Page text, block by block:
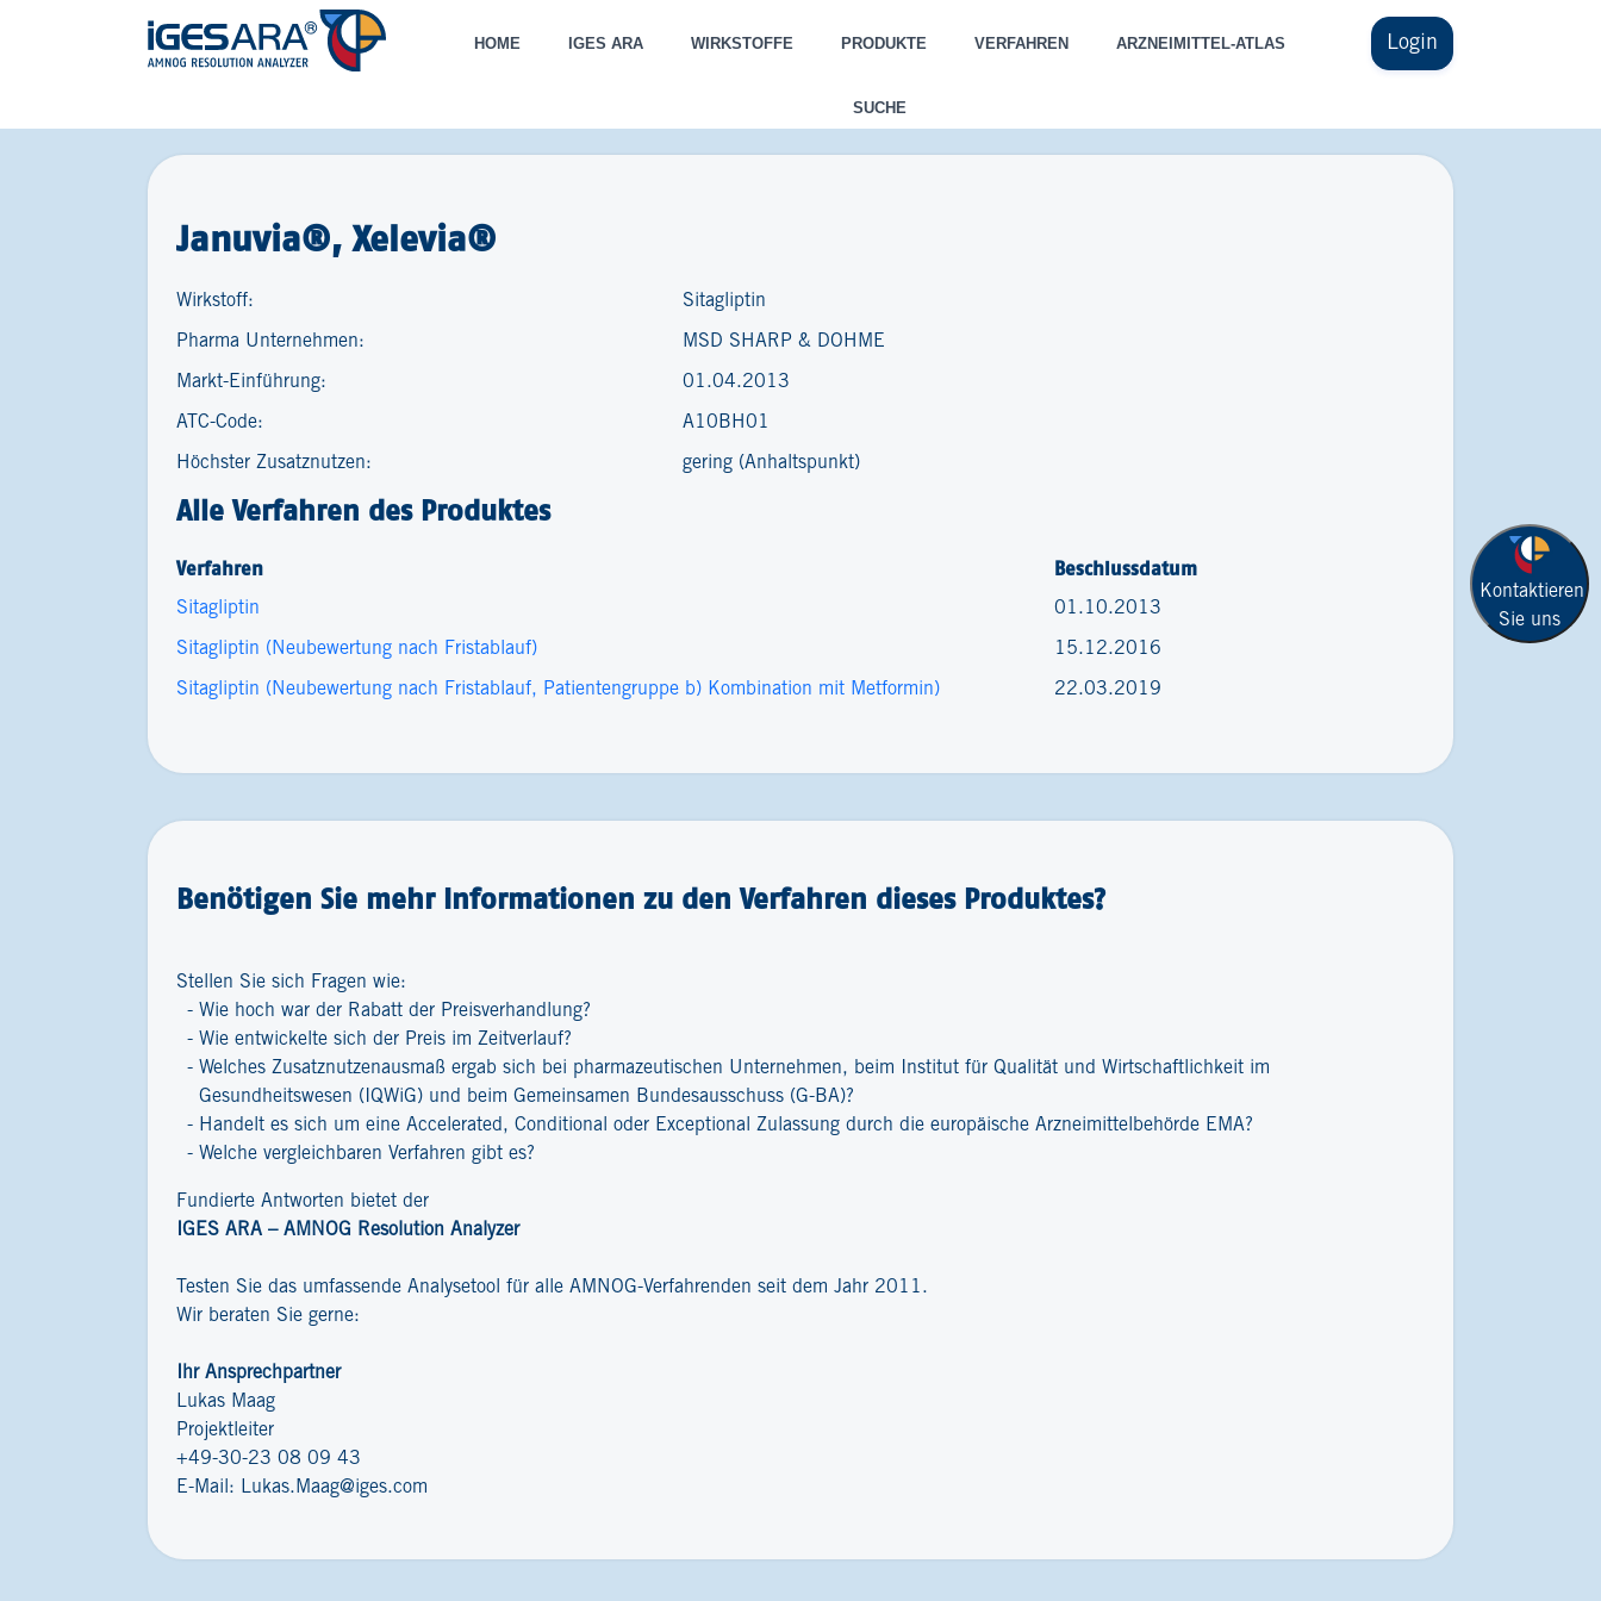
Login
HOME IGES ARA WIRKSTOFFE PRODUKTE VERFAHREN ARZNEIMITTEL-ATLAS
SUCHE
Kontaktieren
Sie uns
Januvia®, Xelevia®
Wirkstoff: Sitagliptin
Pharma Unternehmen: MSD SHARP & DOHME
Markt-Einführung: 01.04.2013
ATC-Code: A10BH01
Höchster Zusatznutzen: gering (Anhaltspunkt)
Alle Verfahren des Produktes
Verfahren Beschlussdatum
Sitagliptin 01.10.2013
Sitagliptin (Neubewertung nach Fristablauf) 15.12.2016
Sitagliptin (Neubewertung nach Fristablauf, Patientengruppe b) Kombination mit Metformin) 22.03.2019
Benötigen Sie mehr Informationen zu den Verfahren dieses Produktes?
Stellen Sie sich Fragen wie:
Wie hoch war der Rabatt der Preisverhandlung?
Wie entwickelte sich der Preis im Zeitverlauf?
Welches Zusatznutzenausmaß ergab sich bei pharmazeutischen Unternehmen, beim Institut für Qualität und Wirtschaftlichkeit im
Gesundheitswesen (IQWiG) und beim Gemeinsamen Bundesausschuss (G-BA)?
Handelt es sich um eine Accelerated, Conditional oder Exceptional Zulassung durch die europäische Arzneimittelbehörde EMA?
Welche vergleichbaren Verfahren gibt es?
Fundierte Antworten bietet der
IGES ARA – AMNOG Resolution Analyzer
Testen Sie das umfassende Analysetool für alle AMNOG-Verfahrenden seit dem Jahr 2011.
Wir beraten Sie gerne:
Ihr Ansprechpartner
Lukas Maag
Projektleiter
+49-30-23 08 09 43
E-Mail: Lukas.Maag@iges.com